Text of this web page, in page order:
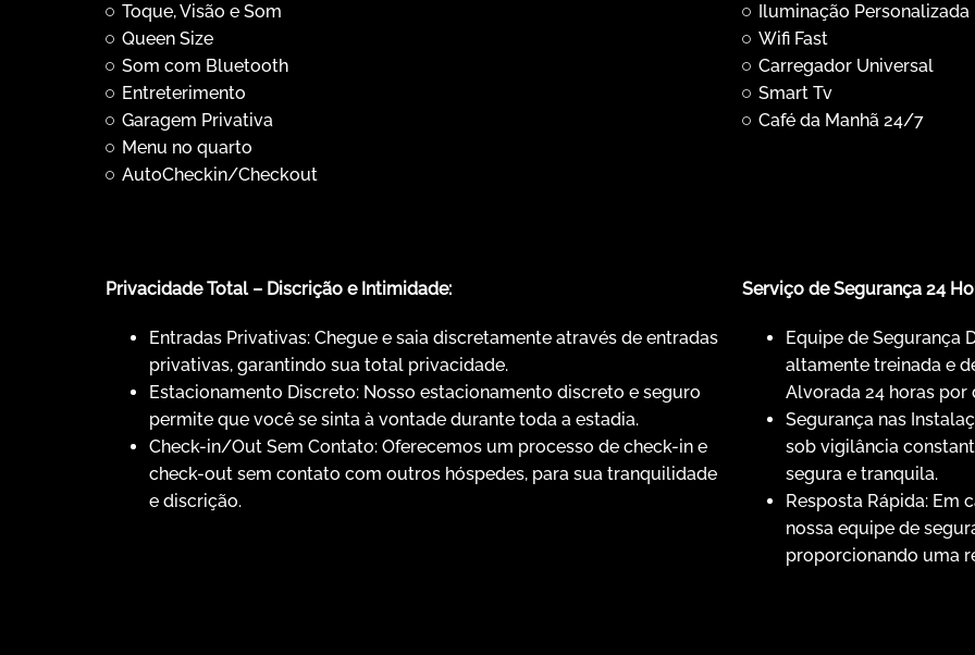
Toque, Visão e Som
Queen Size
Som com Bluetooth
Entreterimento
Garagem Privativa
Menu no quarto
AutoCheckin/Checkout
Iluminação Personalizada
Wifi Fast
Carregador Universal
Smart Tv
Café da Manhã 24/7
Privacidade Total – Discrição e Intimidade:
Entradas Privativas: Chegue e saia discretamente através de entradas
privativas, garantindo sua total privacidade.
Estacionamento Discreto: Nosso estacionamento discreto e seguro
permite que você se sinta à vontade durante toda a estadia.
Check-in/Out Sem Contato: Oferecemos um processo de check-in e
check-out sem contato com outros hóspedes, para sua tranquilidade
e discrição.
Serviço de Segurança 24
Equipe de Segurança
altamente treinada e
Alvorada 24 horas por
Segurança nas
sob vigilância
segura e tranquila.
Resposta Rápida: Em
nossa equipe de
proporcionando uma